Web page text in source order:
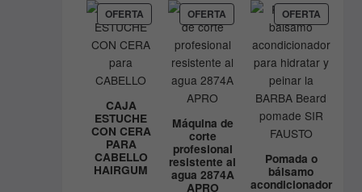
9.80€.
es:
8.90€.
OFERTA PRODUCTO
EN
OFERTA
CAJA
ESTUCHE
CON CERA
PARA
CABELLO
HAIRGUM
OFERTAPRODUCTO
EN
OFERTA
Máquina de
corte
profesional
resistente al
agua 2874A
APRO
OFERTA
EN
OFERTA
Pomada o
bálsamo
acondicionador